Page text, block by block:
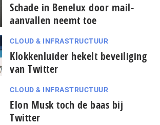
Schade in Benelux door mail-
aanvallen neemt toe
CLOUD & INFRASTRUCTUUR
Klokkenluider hekelt beveiliging
van Twitter
CLOUD & INFRASTRUCTUUR
Elon Musk toch de baas bij
Twitter